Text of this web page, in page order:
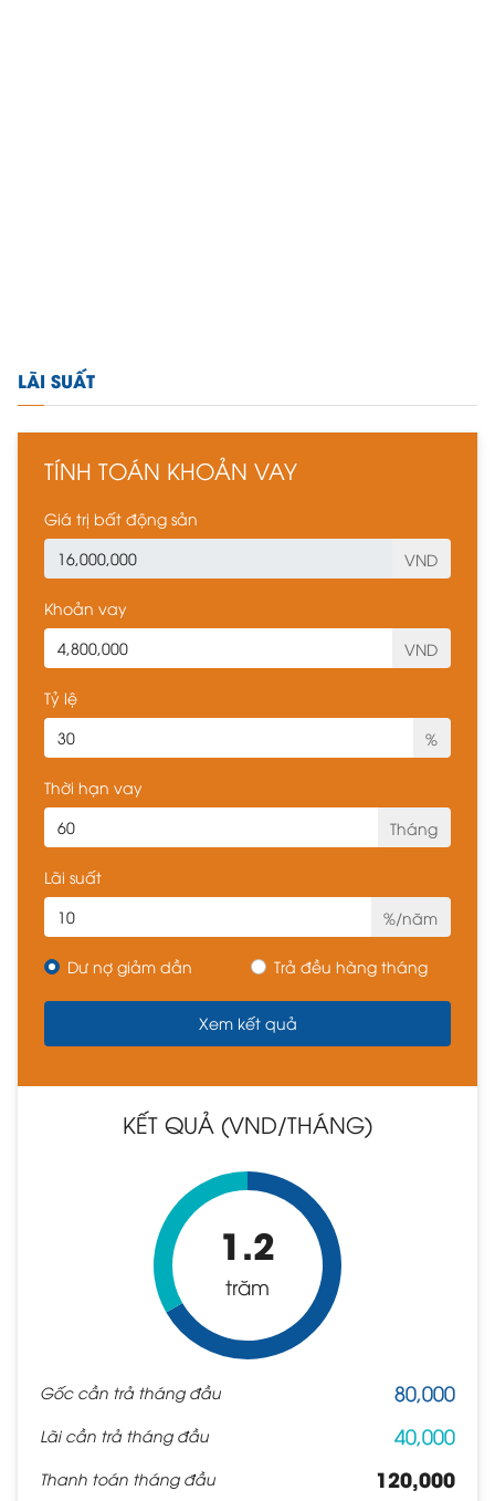
LÃI SUẤT
TÍNH TOÁN KHOẢN VAY
Giá trị bất động sản
VND
Khoản vay
VND
Tỷ lệ
%
Thời hạn vay
Tháng
Lãi suất
%/năm
Dư nợ giảm dần Trả đều hàng tháng
KẾT QUẢ (VND/THÁNG)
1.2
trăm
Gốc cần trả tháng đầu 80,000
Lãi cần trả tháng đầu 40,000
Thanh toán tháng đầu 120,000